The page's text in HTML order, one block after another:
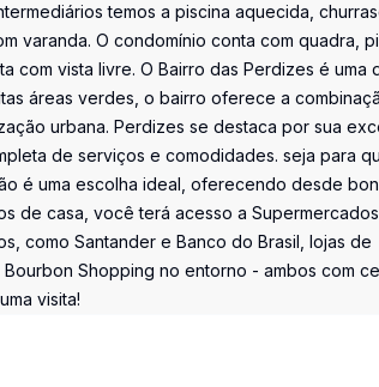
temos a piscina aquecida,
varanda. O condomínio conta com quadra,
com vista livre. O Bairro das Perdizes é uma
áreas verdes, o bairro oferece a
urbana. Perdizes se destaca por sua
de serviços e comodidades. seja para
é uma escolha ideal, oferecendo desde
de casa, você terá acesso a Supermercados,
como Santander e Banco do Brasil, lojas de
Shopping no entorno - ambos com
visita!